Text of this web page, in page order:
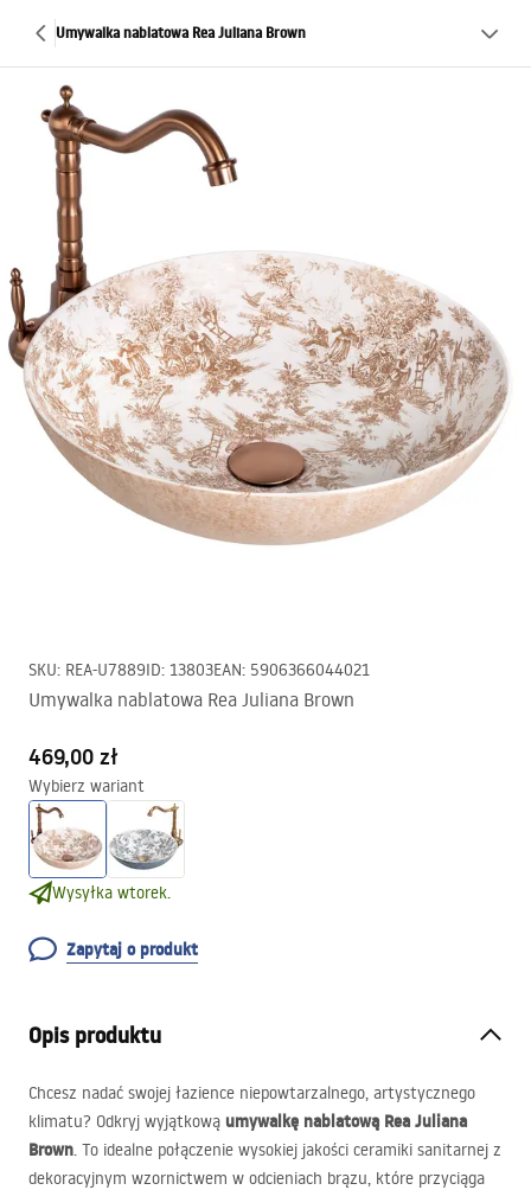
Umywalka nablatowa Rea Juliana Brown
SKU: REA-U7889ID: 13803EAN: 5906366044021
Umywalka nablatowa Rea Juliana Brown
469,00 zł
Wybierz wariant
Wysyłka wtorek.
Zapytaj o produkt
Opis produktu
Chcesz nadać swojej łazience niepowtarzalnego, artystycznego
klimatu? Odkryj wyjątkową umywalkę nablatową Rea Juliana
Brown. To idealne połączenie wysokiej jakości ceramiki sanitarnej z
dekoracyjnym wzornictwem w odcieniach brązu, które przyciąga